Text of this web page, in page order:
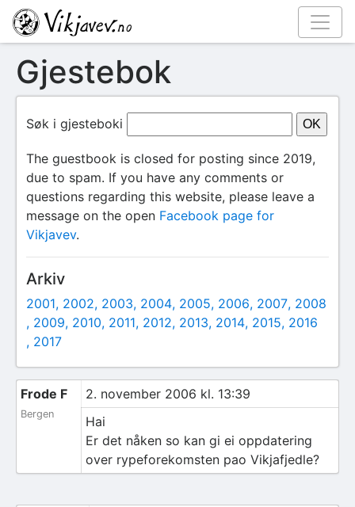
Gjestebok
Søk i gjesteboki
The guestbook is closed for posting since 2019,
due to spam. If you have any comments or
questions regarding this website, please leave a
message on the open Facebook page for
Vikjavev.
Arkiv
2001 2002 2003 2004 2005 2006 2007 2008
2009 2010 2011 2012 2013 2014 2015 2016
2017
Frode F
Bergen
2. november 2006 kl. 13:39
Hai
Er det nåken so kan gi ei oppdatering
over rypeforekomsten pao Vikjafjedle?